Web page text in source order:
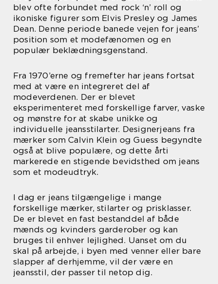
blev ofte forbundet med rock ‘n’ roll og
ikoniske figurer som Elvis Presley og James
Dean. Denne periode banede vejen for jeans’
position som et modefænomen og en
populær beklædningsgenstand.
Fra 1970’erne og fremefter har jeans fortsat
med at være en integreret del af
modeverdenen. Der er blevet
eksperimenteret med forskellige farver, vaske
og mønstre for at skabe unikke og
individuelle jeansstilarter. Designerjeans fra
mærker som Calvin Klein og Guess begyndte
også at blive populære, og dette årti
markerede en stigende bevidsthed om jeans
som et modeudtryk.
I dag er jeans tilgængelige i mange
forskellige mærker, stilarter og prisklasser.
De er blevet en fast bestanddel af både
mænds og kvinders garderober og kan
bruges til enhver lejlighed. Uanset om du
skal på arbejde, i byen med venner eller bare
slapper af derhjemme, vil der være en
jeansstil, der passer til netop dig.